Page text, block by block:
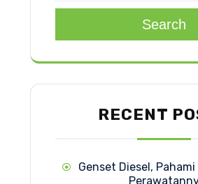
Search
RECENT
Genset Diesel,